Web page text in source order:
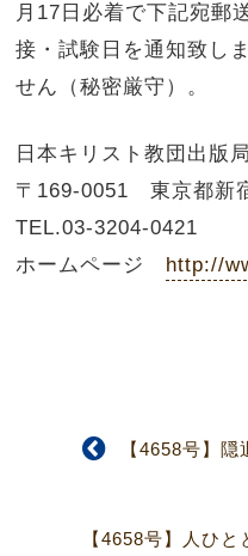
月17日必着で下記宛郵
接・試験日を通知致し
せん（秘密厳守）。
日本キリスト教団出版
〒169-0051 東京都新
TEL.03-3204-0421
ホームページ http://